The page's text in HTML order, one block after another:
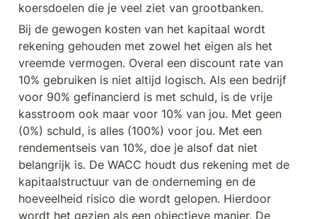
koersdoelen die je veel ziet van grootbanken.
Bij de gewogen kosten van het kapitaal wordt
rekening gehouden met zowel het eigen als het
vreemde vermogen. Overal een discount rate van
10% gebruiken is niet altijd logisch. Als een bedrijf
voor 90% gefinancierd is met schuld, is de vrije
kasstroom ook maar voor 10% van jou. Met geen
(0%) schuld, is alles (100%) voor jou. Met een
rendementseis van 10%, doe je alsof dat niet
belangrijk is. De WACC houdt dus rekening met de
kapitaalstructuur van de onderneming en de
hoeveelheid risico die wordt gelopen. Hierdoor
wordt het gezien als een objectieve manier. De